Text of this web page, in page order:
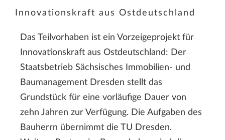
Innovationskraft aus Ostdeutschland
Das Teilvorhaben ist ein Vorzeigeprojekt für
Innovationskraft aus Ostdeutschland: Der
Staatsbetrieb Sächsisches Immobilien- und
Baumanagement Dresden stellt das
Grundstück für eine vorläufige Dauer von
zehn Jahren zur Verfügung. Die Aufgaben des
Bauherrn übernimmt die TU Dresden.